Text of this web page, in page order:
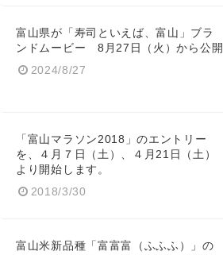
富山県が「寿司といえば、富山」ブラ
ンドムービー 8月27日（火）から公開
2024/8/27
「富山マラソン2018」のエントリー
を、４月７日（土）、４月21日（土）
より開始します。
2018/3/30
富山米新品種「富富富（ふふふ）」の